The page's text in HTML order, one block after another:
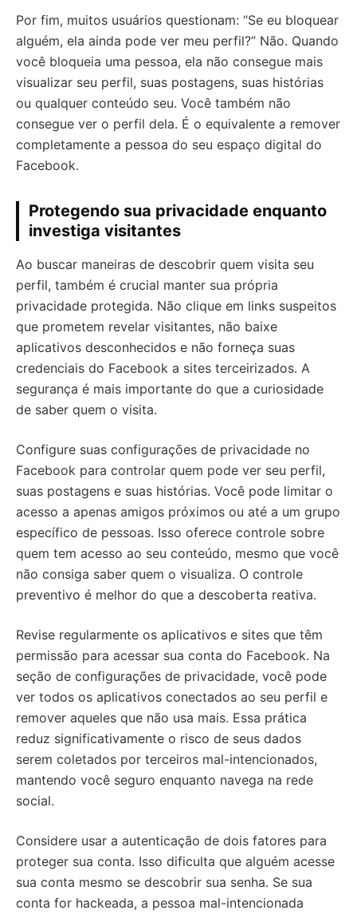
Por fim, muitos usuários questionam: “Se eu bloquear
alguém, ela ainda pode ver meu perfil?” Não. Quando
você bloqueia uma pessoa, ela não consegue mais
visualizar seu perfil, suas postagens, suas histórias
ou qualquer conteúdo seu. Você também não
consegue ver o perfil dela. É o equivalente a remover
completamente a pessoa do seu espaço digital do
Facebook.
Protegendo sua privacidade enquanto
investiga visitantes
Ao buscar maneiras de descobrir quem visita seu
perfil, também é crucial manter sua própria
privacidade protegida. Não clique em links suspeitos
que prometem revelar visitantes, não baixe
aplicativos desconhecidos e não forneça suas
credenciais do Facebook a sites terceirizados. A
segurança é mais importante do que a curiosidade
de saber quem o visita.
Configure suas configurações de privacidade no
Facebook para controlar quem pode ver seu perfil,
suas postagens e suas histórias. Você pode limitar o
acesso a apenas amigos próximos ou até a um grupo
específico de pessoas. Isso oferece controle sobre
quem tem acesso ao seu conteúdo, mesmo que você
não consiga saber quem o visualiza. O controle
preventivo é melhor do que a descoberta reativa.
Revise regularmente os aplicativos e sites que têm
permissão para acessar sua conta do Facebook. Na
seção de configurações de privacidade, você pode
ver todos os aplicativos conectados ao seu perfil e
remover aqueles que não usa mais. Essa prática
reduz significativamente o risco de seus dados
serem coletados por terceiros mal-intencionados,
mantendo você seguro enquanto navega na rede
social.
Considere usar a autenticação de dois fatores para
proteger sua conta. Isso dificulta que alguém acesse
sua conta mesmo se descobrir sua senha. Se sua
conta for hackeada, a pessoa mal-intencionada